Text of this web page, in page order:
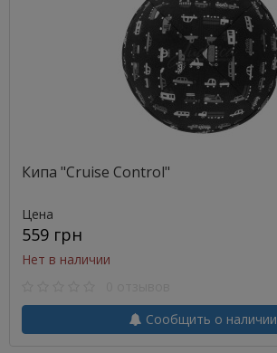
Кипа "Cruise Сontrol"
Цена
559 грн
Нет в наличии
Сообщить о наличии